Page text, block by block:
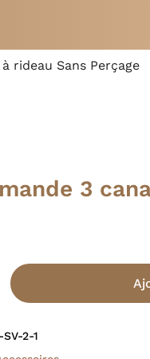
rideau Sans Perçage
3
2-1